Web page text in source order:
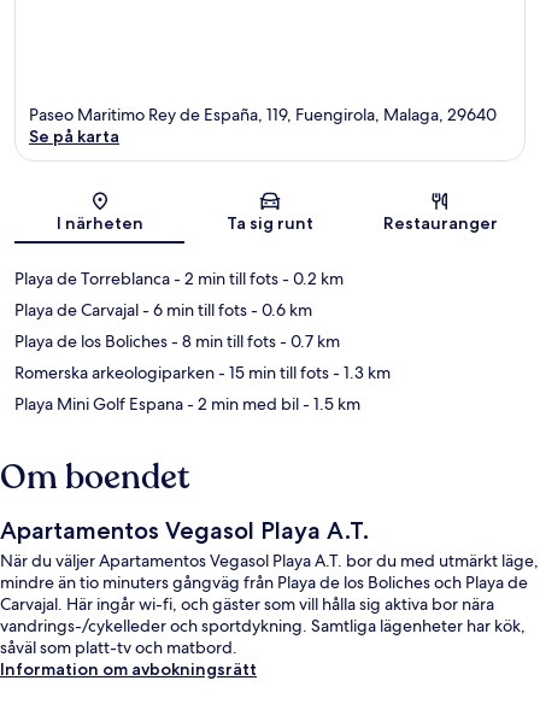
Karta
Paseo Maritimo Rey de España, 119, Fuengirola, Malaga, 29640
Se på karta
I närheten Ta sig runt Restauranger
Playa de Torreblanca- 2 min till fots- 0.2 km
Playa de Carvajal- 6 min till fots- 0.6 km
Playa de los Boliches- 8 min till fots- 0.7 km
Romerska arkeologiparken- 15 min till fots- 1.3 km
Playa Mini Golf Espana- 2 min med bil- 1.5 km
Om boendet
Apartamentos Vegasol Playa A.T.
När du väljer Apartamentos Vegasol Playa A.T. bor du med utmärkt läge,
mindre än tio minuters gångväg från Playa de los Boliches och Playa de
Carvajal. Här ingår wi-fi, och gäster som vill hålla sig aktiva bor nära
vandrings-/cykelleder och sportdykning. Samtliga lägenheter har kök,
såväl som platt-tv och matbord.
Information om avbokningsrätt